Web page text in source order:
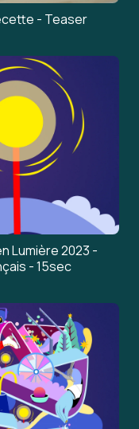
- Teaser
Lumière 2023 -
- 15sec